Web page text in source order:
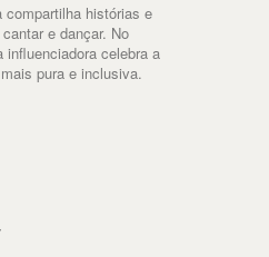
compartilha histórias e
e dançar. No
celebra a
pura e inclusiva.